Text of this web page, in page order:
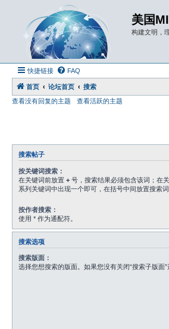
美国
构建文明，
快捷链接 FAQ
首页 论坛首页
搜索
查看没有回复的主题
查看活跃的主题
搜索帖子
按关键词搜索：
在关键词前放置 + 号，搜索结果必须包含该词；在
系列关键词中出现一个即可，在括号中间放置搜索
按作者搜索：
使用 * 作为通配符。
搜索选项
搜索版面：
选择您想搜索的版面。如果您没有关闭“搜索子版面